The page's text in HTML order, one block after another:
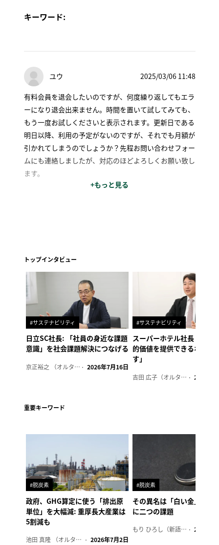
キーワード:
ユウ 2025/03/06 11:48
有料会員を退会したいのですが、何度繰り返してもエラ
ーになり退会出来ません。時間を置いて試してみても、
もう一度お試しくださいと表示されます。更新日である
明日以降、利用の予定がないのですが、それでも月額が
引かれてしまうのでしょうか？先程お問い合わせフォー
ムにも連絡しましたが、対応のほどよろしくお願い致し
ます。
+もっと見る
トップインタビュー
#サステナビリティ
日立SC社長: 「社員の身近な課題
意識」を社会課題解決につなげる
京正裕之 （オルタナ副編集長） 2026年7月16日
#サステナビリティ
スーパーホテル社長「地域
的価値を提供できるホテル
す」
吉田 広子（オルタナ輪番編集長） 2026年6
重要キーワード
#脱炭素
政府、GHG算定に使う「排出原
単位」を大幅減: 重厚長大産業は
5割減も
池田 真隆 （オルタナ輪番編集長） 2026年7月2日
#脱炭素
その異名は「白い金」、リ
に二つの課題
もり ひろし（新語ウォッチャー） 2023年7